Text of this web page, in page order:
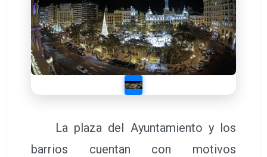
La plaza del Ayuntamiento y los
barrios cuentan con motivos